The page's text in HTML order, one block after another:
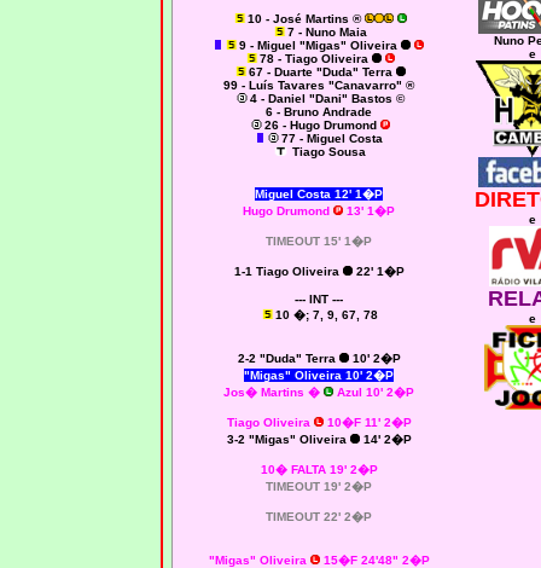
10 - José Martins ®
7 - Nuno Maia
9 - Miguel "Migas" Oliveira
78 - Tiago Oliveira
67- Duarte "Duda" Terra
99 - Luís Tavares "Canavarro" ®
4 - Daniel "Dani" Bastos ©
6 - Bruno Andrade
26 - Hugo Drumond
77 - Miguel Costa
Tiago Sousa
Miguel Costa 12' 1�P
Hugo Drumond
13' 1�P
TIMEOUT 15' 1�P
1-1 Tiago Oliveira 22' 1�P
--- INT ---
10 �; 7, 9, 67, 78
2-2 "Duda" Terra
10' 2�P
"Migas" Oliveira 10' 2�P
Jos� Martins � Azul 10' 2�P
Tiago Oliveira
10�F 11' 2�P
3-2 "Migas" Oliveira 14' 2�P
10� FALTA 19' 2�P
TIMEOUT 19' 2�P
TIMEOUT 22' 2�P
"Migas" Oliveira 15�F 24'48" 2�P
Nuno
e
e
e